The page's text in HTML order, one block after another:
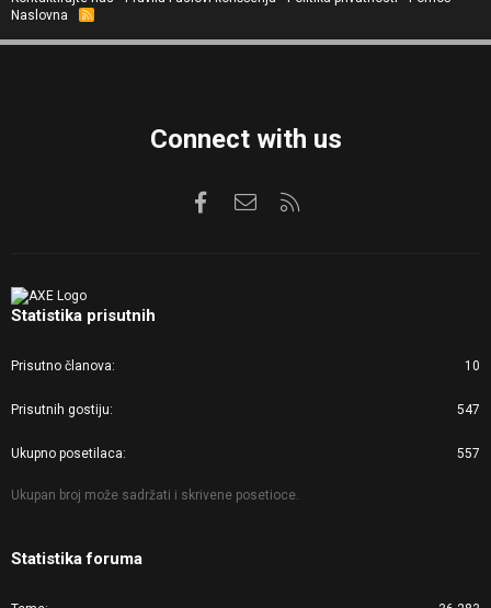
Naslovna
R
S
Connect with us
FacebookKontaktirajte nas
Statistika prisutnih
Prisutno članova 10
Prisutnih gostiju 547
Ukupno posetilaca 557
Ukupan broj može sadržati i skrivene posetioce.
Statistika foruma